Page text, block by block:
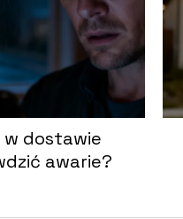
dostawie
awarie?